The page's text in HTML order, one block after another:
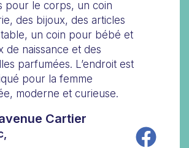
pour le corps, un coin
des bijoux, des articles
un coin pour bébé et
de naissance et des
parfumées. L’endroit est
pour la femme
moderne et curieuse.
Cartier